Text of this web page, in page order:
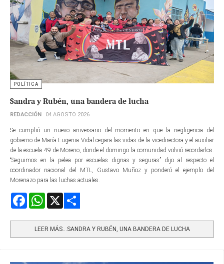
POLÍTICA
Sandra y Rubén, una bandera de lucha
REDACCIÓN 04 AGOSTO 2026
Se cumplió un nuevo aniversario del momento en que la negligencia del
gobierno de María Eugenia Vidal cegara las vidas de la vicedirectora y el auxiliar
de la escuela 49 de Moreno, donde el domingo la comunidad volvió recordarlos.
“Seguimos en la pelea por escuelas dignas y seguras” dijo al respecto el
coordinador nacional del MTL, Gustavo Muñoz y ponderó el ejemplo del
Morenazo para las luchas actuales.
FacebookWhatsApp
LEER MÁS…SANDRA Y RUBÉN, UNA BANDERA DE LUCHA